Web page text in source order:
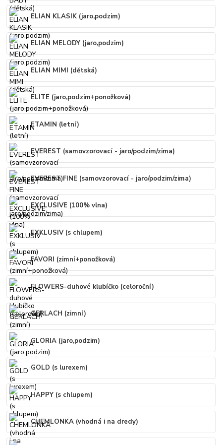
ELIAN KLASIK (jaro,podzim)
ELIAN MELODY (jaro,podzim)
ELIAN MIMI (dětská)
ELITE (jaro,podzim+ponožková)
ETAMIN (letní)
EVEREST (samovzorovací - jaro/podzim/zima)
EVEREST FINE (samovzorovací - jaro/podzim/zima)
EXCLUSIVE (100% vlna)
EXKLUSIV (s chlupem)
FAVORI (zimní+ponožková)
FLOWERS-duhové klubíčko (celoroční)
GERLACH (zimní)
GLORIA (jaro,podzim)
GOLD (s lurexem)
HAPPY (s chlupem)
CHEMLONKA (vhodná i na dredy)